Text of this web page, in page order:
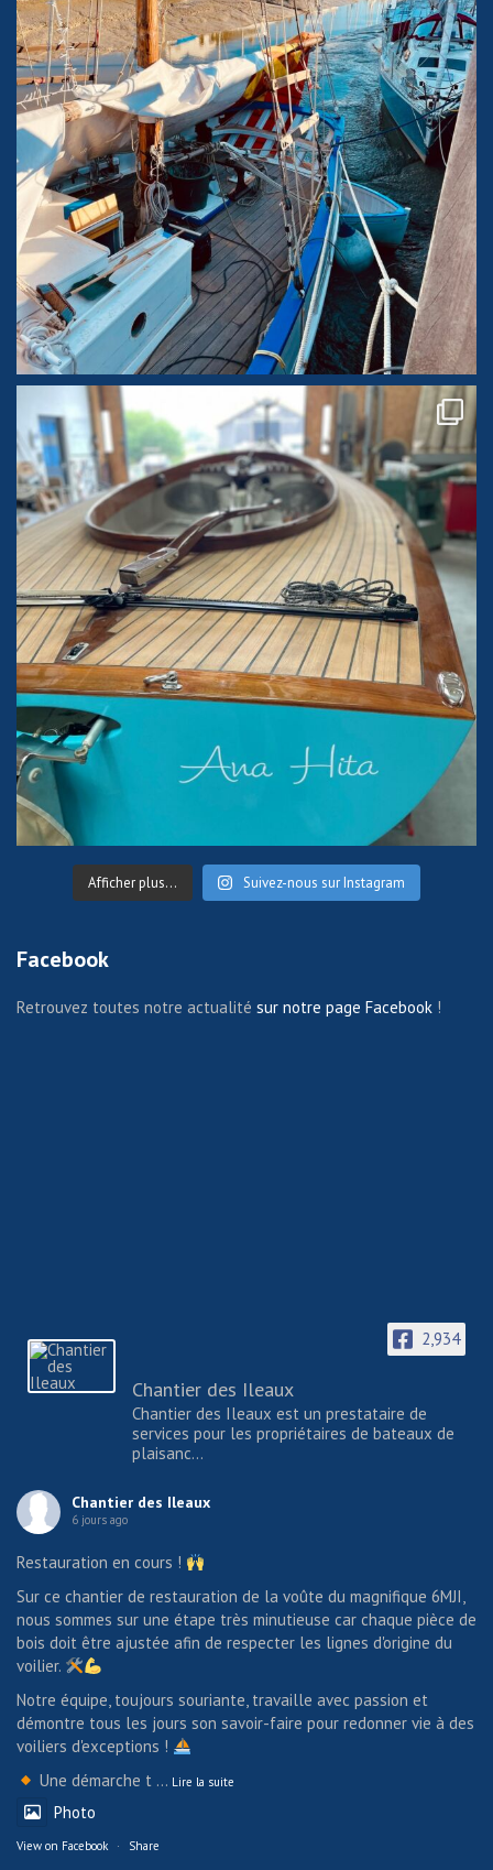
Afficher plus... Suivez-nous sur Instagram
Facebook
Retrouvez toutes notre actualité sur notre page Facebook !
2,934
Chantier des Ileaux
Chantier des Ileaux est un prestataire de
services pour les propriétaires de bateaux de
plaisanc...
Chantier des Ileaux
6 jours ago
Restauration en cours !
Sur ce chantier de restauration de la voûte du magnifique 6MJI,
nous sommes sur une étape très minutieuse car chaque pièce de
bois doit être ajustée afin de respecter les lignes d'origine du
voilier.
Notre équipe, toujours souriante, travaille avec passion et
démontre tous les jours son savoir-faire pour redonner vie à des
voiliers d'exceptions !
Une démarche t ... Lire la suite
Photo
View on Facebook · Share